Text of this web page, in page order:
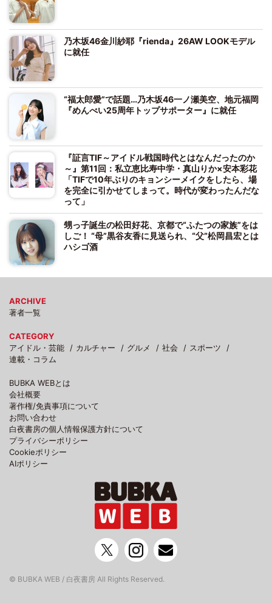
乃木坂46金川紗耶『rienda』26AW LOOKモデル
に就任
“福太郎愛”で話題…乃木坂46一ノ瀬美空、地元福岡
『めんべい25周年トップサポーター』に就任
『証言TIF～アイドル戦国時代とはなんだったのか
～』第11回：私立恵比寿中学・真山りか×安本彩花
「TIFで10年ぶりのキョンシーメイクをしたら、場
を完全に引かせてしまって。時代が変わったんだな
って」
甥っ子誕生の松田好花、京都で“ふたつの家族”をは
しご！ “母”黒谷友香に見送られ、“父”松岡昌宏とは
ハシゴ酒
ARCHIVE
著者一覧
CATEGORY
アイドル・芸能
カルチャー グルメ 社会
スポーツ
連載・コラム
BUBKA WEBとは
会社概要
著作権/免責事項について
お問い合わせ
白夜書房の個人情報保護方針について
プライバシーポリシー
Cookieポリシー
AIポリシー
© BUBKA WEB / 白夜書房 All Rights Reserved.